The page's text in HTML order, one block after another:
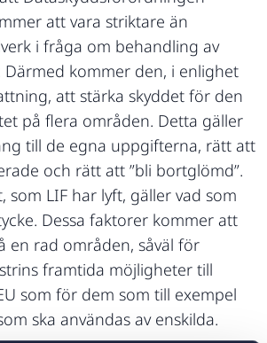
att vara striktare än
i fråga om behandling av
kommer den, i enlighet
att stärka skyddet för den
på flera områden. Detta gäller
till de egna uppgifterna, rätt att
och rätt att ”bli bortglömd”.
som LIF har lyft, gäller vad som
Dessa faktorer kommer att
en rad områden, såväl för
framtida möjligheter till
som för dem som till exempel
ska användas av enskilda.